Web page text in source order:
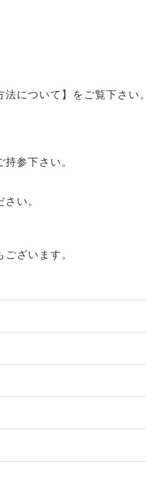
について】をご覧下さい。
参下さい。
い。
ざいます。